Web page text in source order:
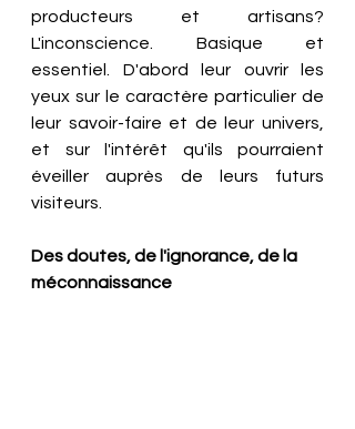
producteurs et artisans?
L'inconscience. Basique et
essentiel. D'abord leur ouvrir les
yeux sur le caractère particulier de
leur savoir-faire et de leur univers,
et sur l'intérêt qu'ils pourraient
éveiller auprès de leurs futurs
visiteurs.
Des doutes, de l'ignorance, de la
méconnaissance